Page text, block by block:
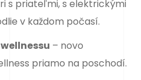
s priateľmi, s elektrickými
v každom počasí.
– novo
priamo na poschodí.